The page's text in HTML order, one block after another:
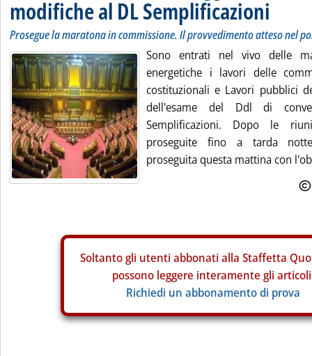
modifiche al DL Semplificazioni
Prosegue la maratona in commissione. Il provvedimento atteso nel
Sono entrati nel vivo delle
energetiche i lavori delle
costituzionali e Lavori pubblici
dell'esame del Ddl di
Semplificazioni. Dopo le
proseguite fino a tarda
proseguita questa mattina con
Soltanto gli utenti abbonati alla Staffetta
possono leggere interamente gli
Richiedi un abbonamento di prova